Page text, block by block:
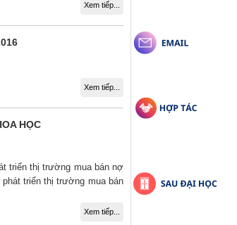
Xem tiếp...
Xem tiếp...
HỌC
triển thị trường mua bán nợ
triển thị trường mua bán
Xem tiếp...